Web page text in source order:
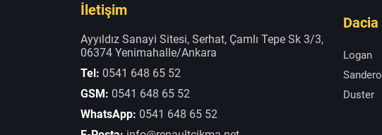
İletişim
Ayyıldız Sanayi Sitesi, Serhat, Çamlı Tepe Sk 3/3,
06374 Yenimahalle/Ankara
Tel: 0541 648 65 52
GSM: 0541 648 65 52
WhatsApp: 0541 648 65 52
Dacia
Logan
Sandero
Duster